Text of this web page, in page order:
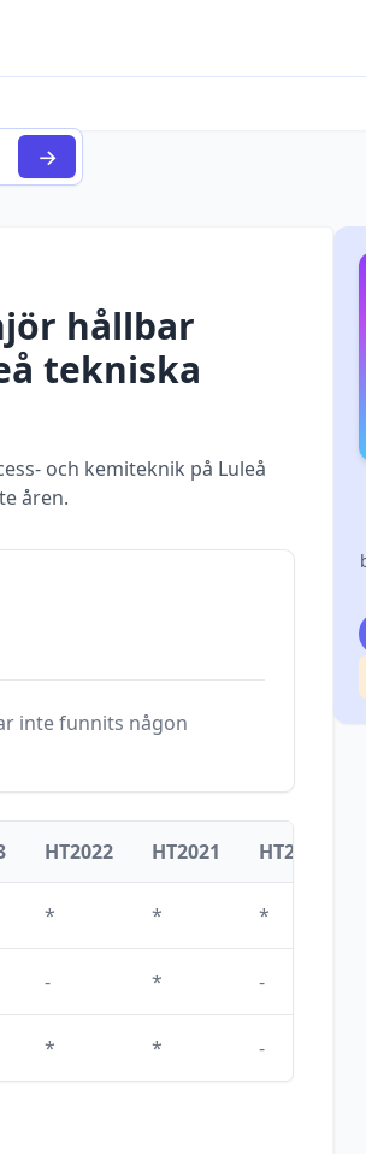
→
hållbar
tekniska
och kemiteknik på Luleå
åren.
inte funnits någon
HT2022 HT2021 HT2020
* * *
- * -
* * -